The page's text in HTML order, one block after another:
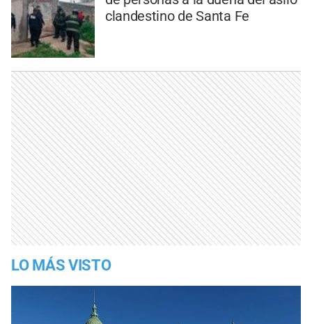
clandestino de Santa Fe
LO MÁS VISTO